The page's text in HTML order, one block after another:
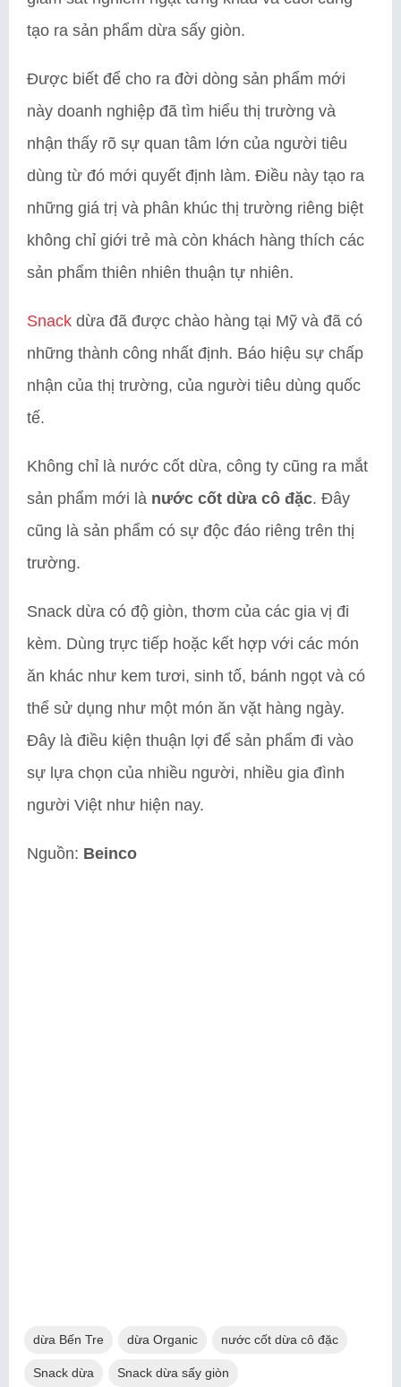
tạo ra sản phẩm dừa sấy giòn.
Được biết để cho ra đời dòng sản phẩm mới
này doanh nghiệp đã tìm hiểu thị trường và
nhận thấy rõ sự quan tâm lớn của người tiêu
dùng từ đó mới quyết định làm. Điều này tạo ra
những giá trị và phân khúc thị trường riêng biệt
không chỉ giới trẻ mà còn khách hàng thích các
sản phẩm thiên nhiên thuận tự nhiên.
Snack dừa đã được chào hàng tại Mỹ và đã có
những thành công nhất định. Báo hiệu sự chấp
nhận của thị trường, của người tiêu dùng quốc
tế.
Không chỉ là nước cốt dừa, công ty cũng ra mắt
sản phẩm mới là nước cốt dừa cô đặc. Đây
cũng là sản phẩm có sự độc đáo riêng trên thị
trường.
Snack dừa có độ giòn, thơm của các gia vị đi
kèm. Dùng trực tiếp hoặc kết hợp với các món
ăn khác như kem tươi, sinh tố, bánh ngọt và có
thể sử dụng như một món ăn vặt hàng ngày.
Đây là điều kiện thuận lợi để sản phẩm đi vào
sự lựa chọn của nhiều người, nhiều gia đình
người Việt như hiện nay.
Nguồn: Beinco
dừa Bến Tre dừa Organic nước cốt dừa cô đặc
Snack dừa Snack dừa sấy giòn